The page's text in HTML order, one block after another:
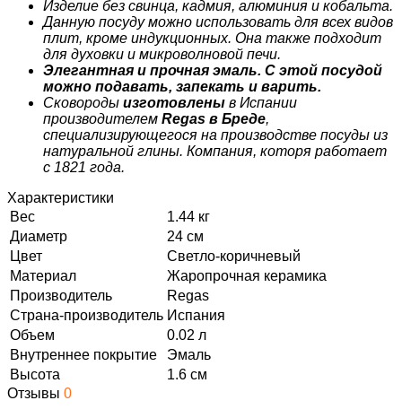
Изделие без свинца, кадмия, алюминия и кобальта.
Данную посуду можно использовать для всех видов
плит, кроме индукционных. Она также подходит
для духовки и микроволновой печи.
Элегантная и прочная эмаль. С этой посудой
можно подавать, запекать и варить.
Сковороды изготовлены в Испании
производителем Regas в Бреде,
специализирующегося на производстве посуды из
натуральной глины. Компания, которя работает
с 1821 года.
Характеристики
Вес
1.44 кг
Диаметр
24 см
Цвет
Светло-коричневый
Материал
Жаропрочная керамика
Производитель
Regas
Страна-производитель Испания
Объем
0.02 л
Внутреннее покрытие
Эмаль
Высота
1.6 см
Отзывы 0